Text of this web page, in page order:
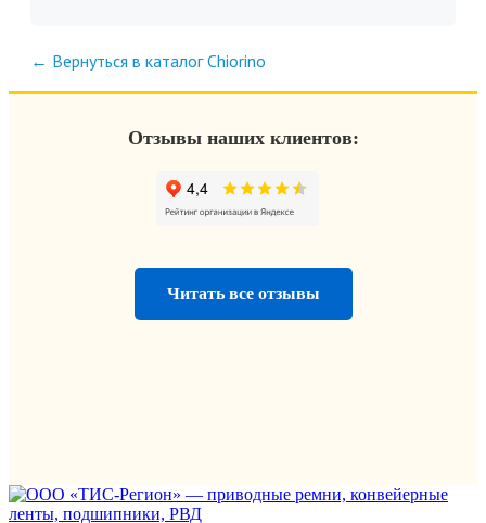
← Вернуться в каталог Chiorino
Отзывы наших клиентов:
Читать все отзывы